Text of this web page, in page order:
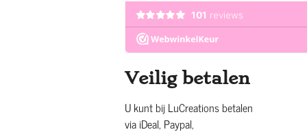
Veilig betalen
U kunt bij LuCreations betalen
via iDeal, Paypal,